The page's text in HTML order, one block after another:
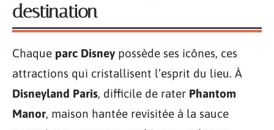
destination
Chaque parc Disney possède ses icônes, ces
attractions qui cristallisent l’esprit du lieu. À
Disneyland Paris, difficile de rater Phantom
Manor, maison hantée revisitée à la sauce